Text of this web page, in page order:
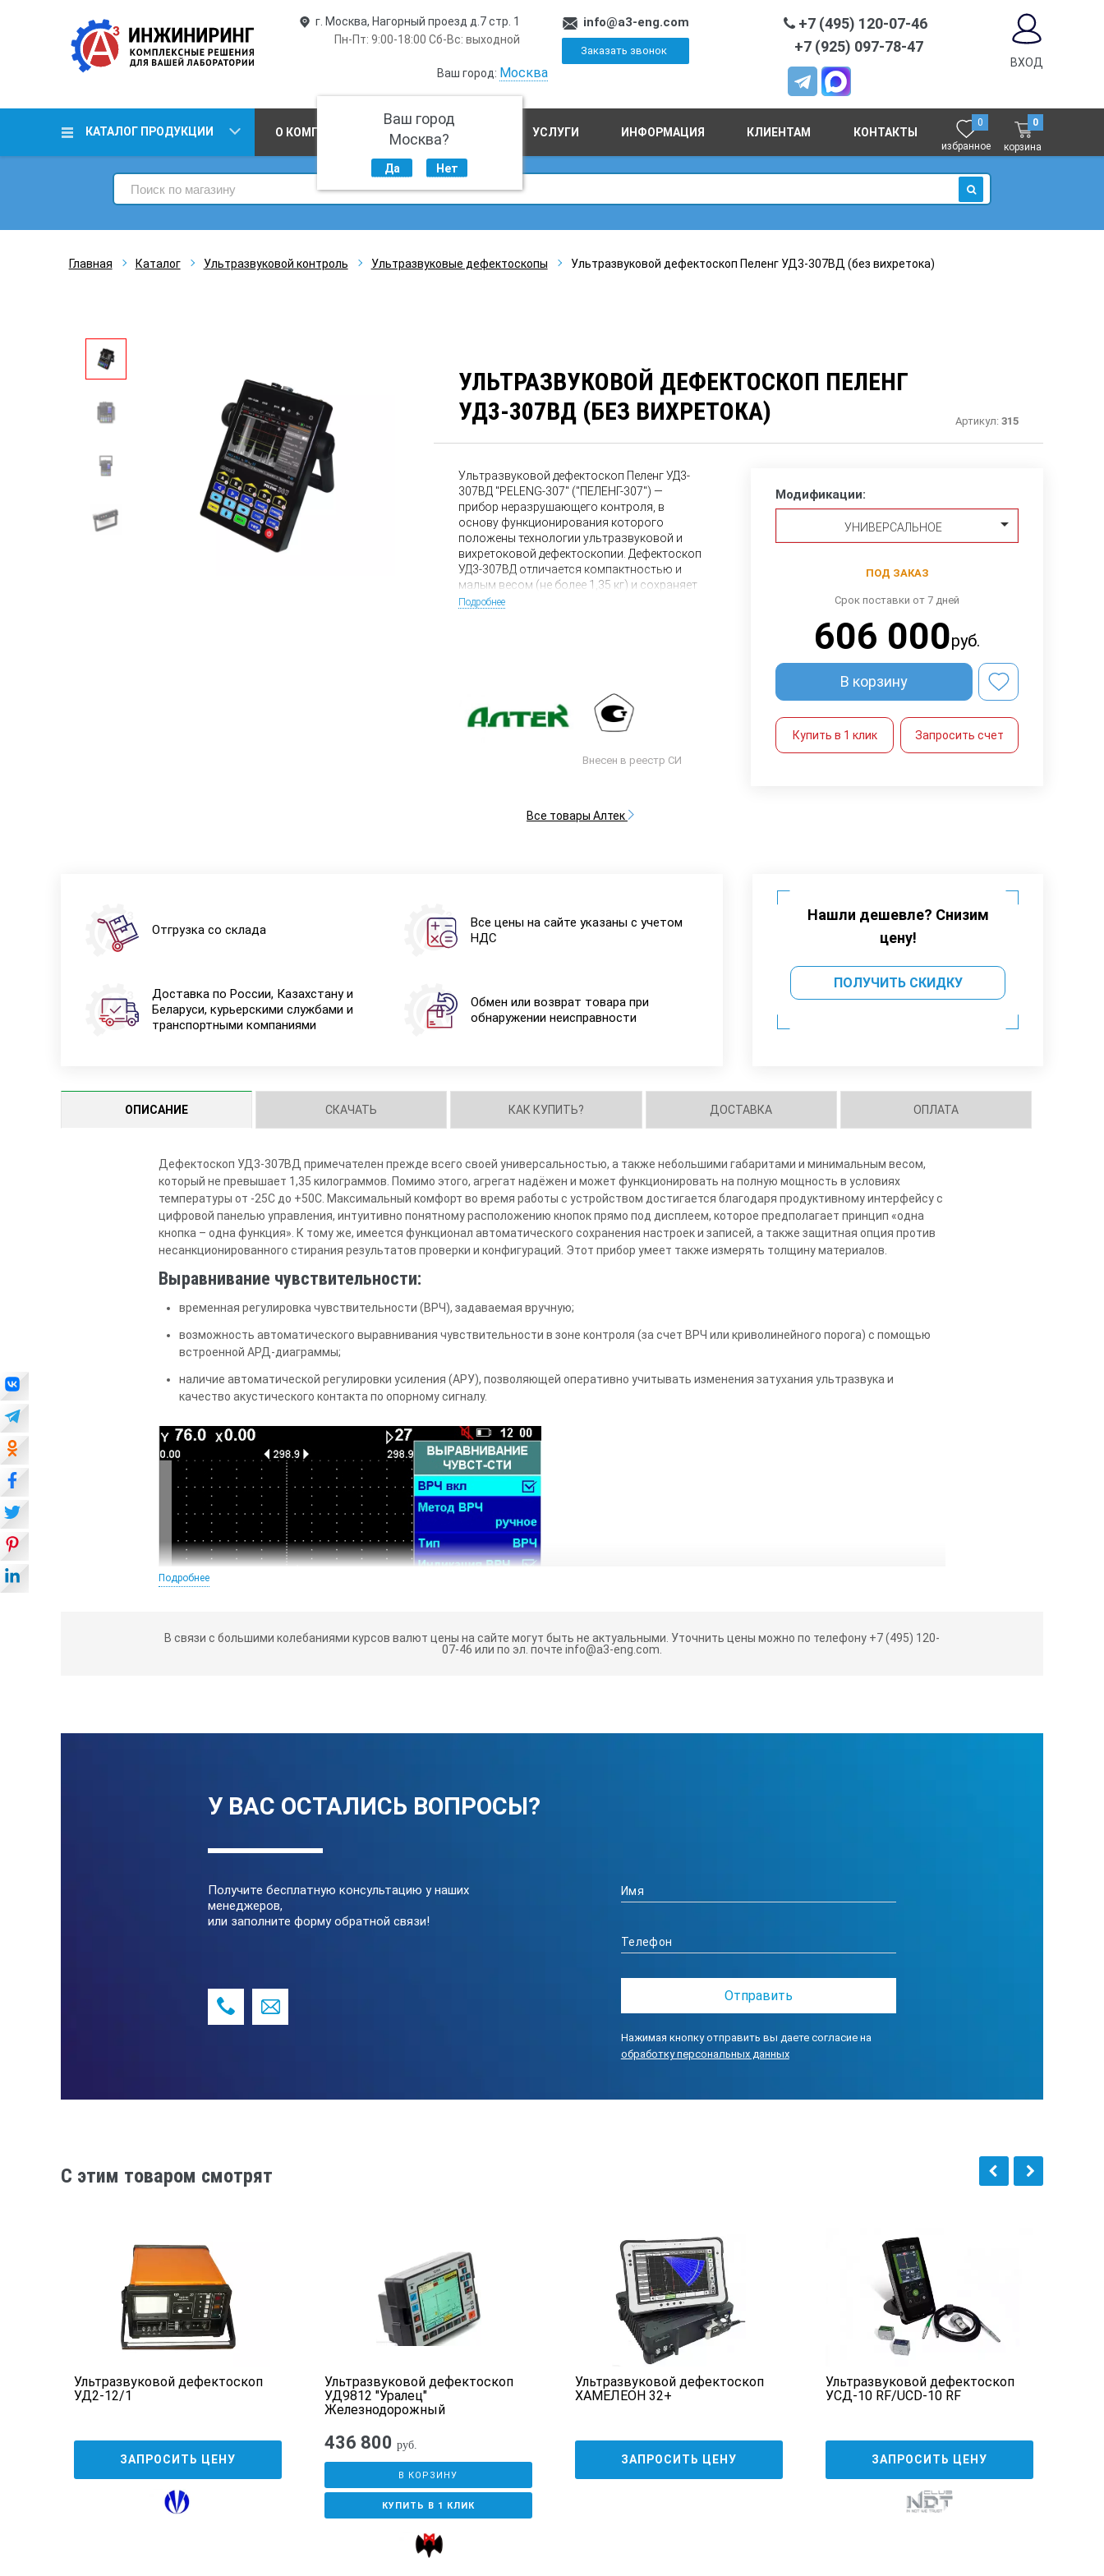
г. Москва, Нагорный проезд д.7 стр. 1
Пн-Пт: 9:00-18:00 Сб-Вс: выходной
Ваш город: Москва
Ваш город
Москва?
Да Нет
info@a3-eng.com
Заказать звонок
+7 (495) 120-07-46
+7 (925) 097-78-47
ВХОД
КАТАЛОГ ПРОДУКЦИИ О КОМПАНИИ ПРОИЗВОДСТВО УСЛУГИ ИНФОРМАЦИЯ КЛИЕНТАМ КОНТАКТЫ
0
избранное
0
корзина
ИСКАТЬ
Главная Каталог Ультразвуковой контроль Ультразвуковые дефектоскопы Ультразвуковой дефектоскоп Пеленг УД3-307ВД (без вихретока)
УЛЬТРАЗВУКОВОЙ ДЕФЕКТОСКОП ПЕЛЕНГ
УД3-307ВД (БЕЗ ВИХРЕТОКА)
Артикул:315
Ультразвуковой дефектоскоп Пеленг УД3-
307ВД "PELENG-307" ("ПЕЛЕНГ-307") —
прибор неразрушающего контроля, в
основу функционирования которого
положены технологии ультразвуковой и
вихретоковой дефектоскопии. Дефектоскоп
УД3-307ВД отличается компактностью и
малым весом (не более 1,35 кг) и сохраняет
работоспособность в широком диапазоне
Подробнее
Внесен в реестр СИ
Все товары Алтек
Модификации:
УНИВЕРСАЛЬНОЕ
ПОД ЗАКАЗ
Срок поставки от 7 дней
606 000руб.
В корзину
Купить в 1 клик Запросить счет
Отгрузка со склада
Все цены на сайте указаны с учетом
НДС
Доставка по России, Казахстану и
Беларуси, курьерскими службами и
транспортными компаниями
Обмен или возврат товара при
обнаружении неисправности
Нашли дешевле? Снизим
цену!
ПОЛУЧИТЬ СКИДКУ
ОПИСАНИЕ СКАЧАТЬ КАК КУПИТЬ? ДОСТАВКА ОПЛАТА
Дефектоскоп УД3-307ВД примечателен прежде всего своей универсальностью, а также небольшими габаритами и минимальным весом,
который не превышает 1,35 килограммов. Помимо этого, агрегат надёжен и может функционировать на полную мощность в условиях
температуры от -25С до +50С. Максимальный комфорт во время работы с устройством достигается благодаря продуктивному интерфейсу с
цифровой панелью управления, интуитивно понятному расположению кнопок прямо под дисплеем, которое предполагает принцип «одна
кнопка – одна функция». К тому же, имеется функционал автоматического сохранения настроек и записей, а также защитная опция против
несанкционированного стирания результатов проверки и конфигураций. Этот прибор умеет также измерять толщину материалов.
Выравнивание чувствительности:
временная регулировка чувствительности (ВРЧ), задаваемая вручную;
возможность автоматического выравнивания чувствительности в зоне контроля (за счет ВРЧ или криволинейного порога) с помощью
встроенной АРД-диаграммы;
наличие автоматической регулировки усиления (АРУ), позволяющей оперативно учитывать изменения затухания ультразвука и
качество акустического контакта по опорному сигналу.
Автоматическая сигнализация дефектов:
звуковая (встроенная) и световая сигнализации дефекта. Возможность удлинения срабатывания сигнализации (для исключения
постоянная индикация координат, коэффициента выявляемости и эквивалентной площади дефекта, а также амплитуды отраженного
КАДР», В-развертки и вызванных из памяти А- или В-разверток) с автоматическим поиском максимума отраженного сигнала.
Подробнее
В связи с большими колебаниями курсов валют цены на сайте могут быть не актуальными. Уточнить цены можно по телефону +7 (495) 120-
07-46 или по эл. почте info@a3-eng.com.
У ВАС ОСТАЛИСЬ ВОПРОСЫ?
Получите бесплатную консультацию у наших
менеджеров,
или заполните форму обратной связи!
Нажимая кнопку отправить вы даете согласие на
обработку персональных данных
C этим товаром смотрят
Ультразвуковой дефектоскоп
УД2-12/1
ЗАПРОСИТЬ ЦЕНУ
Ультразвуковой дефектоскоп
УД9812 "Уралец"
Железнодорожный
436 800 руб.
В КОРЗИНУ
КУПИТЬ В 1 КЛИК
Ультразвуковой дефектоскоп
ХАМЕЛЕОН 32+
ЗАПРОСИТЬ ЦЕНУ
Ультразвуковой дефектоскоп
УСД-10 RF/UCD-10 RF
ЗАПРОСИТЬ ЦЕНУ